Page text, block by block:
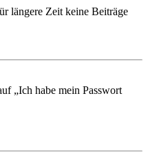
längere Zeit keine Beiträge
„Ich habe mein Passwort